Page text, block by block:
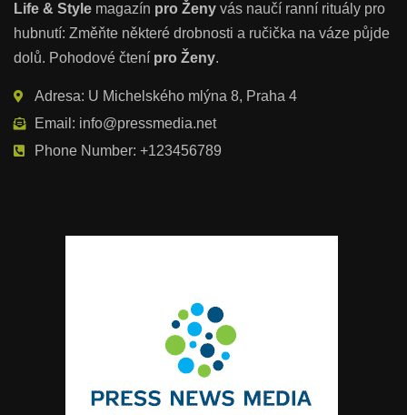
Life & Style magazín pro Ženy vás naučí ranní rituály pro
hubnutí: Změňte některé drobnosti a ručička na váze půjde
dolů. Pohodové čtení pro Ženy.
Adresa: U Michelského mlýna 8, Praha 4
Email: info@pressmedia.net
Phone Number: +123456789